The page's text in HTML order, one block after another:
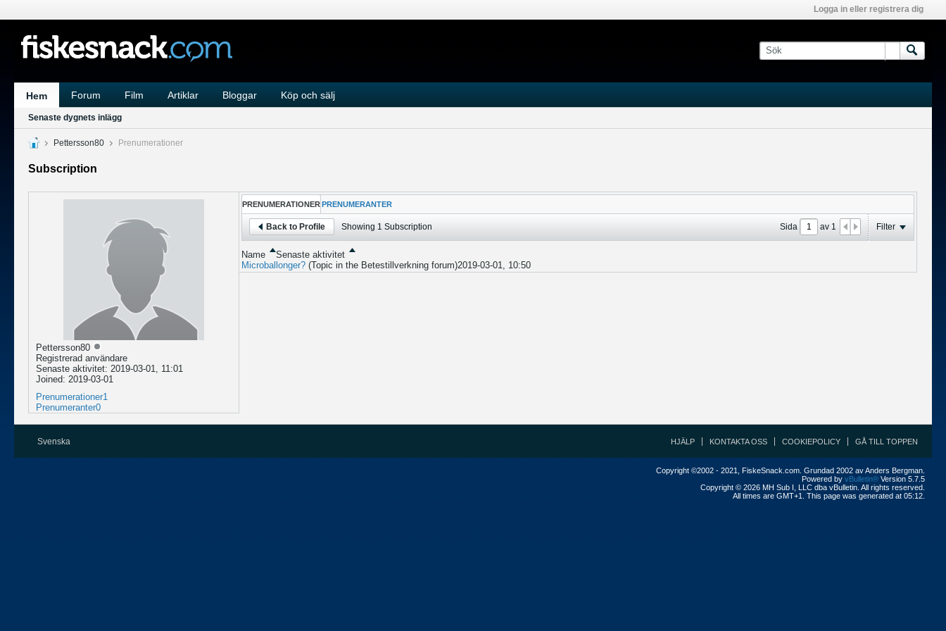
Logga in eller registrera dig
Hem Forum Film Artiklar Bloggar Köp och sälj
Senaste dygnets inlägg
Pettersson80 Prenumerationer
Subscription
Pettersson80
Registrerad användare
Senaste aktivitet: 2019-03-01, 11:01
Joined: 2019-03-01
Prenumerationer1
Prenumeranter0
PRENUMERATIONER PRENUMERANTER
Back to Profile Showing 1Subscription Sida av1 Filter
Name
Senaste aktivitet
Microballonger? (Topic in the Betestillverkningforum)2019-03-01, 10:50
Svenska HJÄLP KONTAKTA OSS COOKIEPOLICY GÅ TILL TOPPEN
Copyright ©2002 - 2021, FiskeSnack.com. Grundad 2002 av Anders Bergman.
Powered by vBulletin® Version 5.7.5
Copyright © 2026 MH Sub I, LLC dba vBulletin. All rights reserved.
All times are GMT+1. This page was generated at 05:12.